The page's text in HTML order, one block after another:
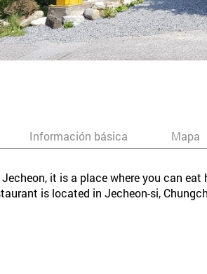
Información básica Mapa
it is a place where you can
is located in Jecheon-si,